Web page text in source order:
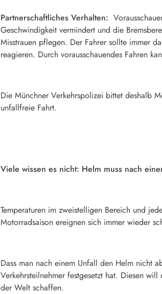
Partnerschaftliches Verhalten:
Geschwindigkeit vermindert und die
Misstrauen pflegen. Der Fahrer sollte immer
reagieren. Durch vorausschauendes Fahren
Die Münchner Verkehrspolizei bittet deshalb
unfallfreie Fahrt.
Viele wissen es nicht: Helm muss nach
Temperaturen im zweistelligen Bereich und
Motorradsaison ereignen sich immer wieder
Dass man nach einem Unfall den Helm nicht
Verkehrsteilnehmer festgesetzt hat. Diesen
der Welt schaffen.